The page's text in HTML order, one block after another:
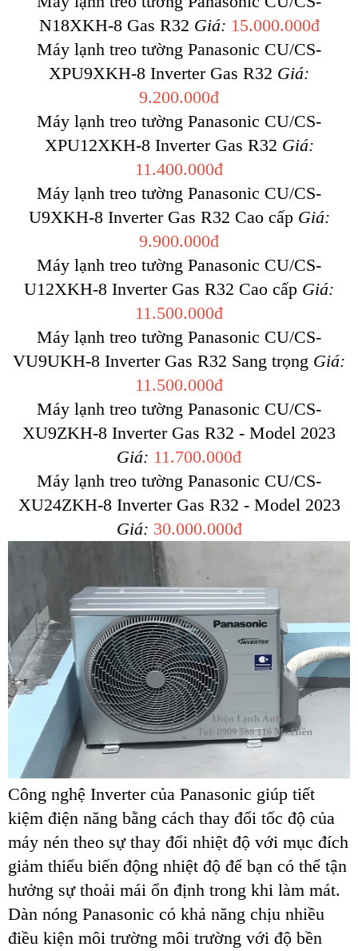
N18XKH-8 Gas R32 Giá: 15.000.000đ
Máy lạnh treo tường Panasonic CU/CS-
XPU9XKH-8 Inverter Gas R32 Giá:
9.200.000đ
Máy lạnh treo tường Panasonic CU/CS-
XPU12XKH-8 Inverter Gas R32 Giá:
11.400.000đ
Máy lạnh treo tường Panasonic CU/CS-
U9XKH-8 Inverter Gas R32 Cao cấp Giá:
9.900.000đ
Máy lạnh treo tường Panasonic CU/CS-
U12XKH-8 Inverter Gas R32 Cao cấp Giá:
11.500.000đ
Máy lạnh treo tường Panasonic CU/CS-
VU9UKH-8 Inverter Gas R32 Sang trọng Giá:
11.500.000đ
Máy lạnh treo tường Panasonic CU/CS-
XU9ZKH-8 Inverter Gas R32 - Model 2023
Giá: 11.700.000đ
Máy lạnh treo tường Panasonic CU/CS-
XU24ZKH-8 Inverter Gas R32 - Model 2023
Giá: 30.000.000đ
Công nghệ Inverter của Panasonic giúp tiết
kiệm điện năng bằng cách thay đổi tốc độ của
máy nén theo sự thay đổi nhiệt độ với mục đích
giảm thiểu biến động nhiệt độ để bạn có thể tận
hưởng sự thoải mái ổn định trong khi làm mát.
Dàn nóng Panasonic có khả năng chịu nhiều
điều kiện môi trường môi trường với độ bền